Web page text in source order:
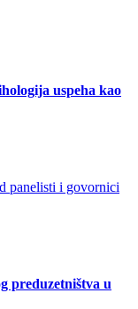
uspeha kao
preduzetništva u